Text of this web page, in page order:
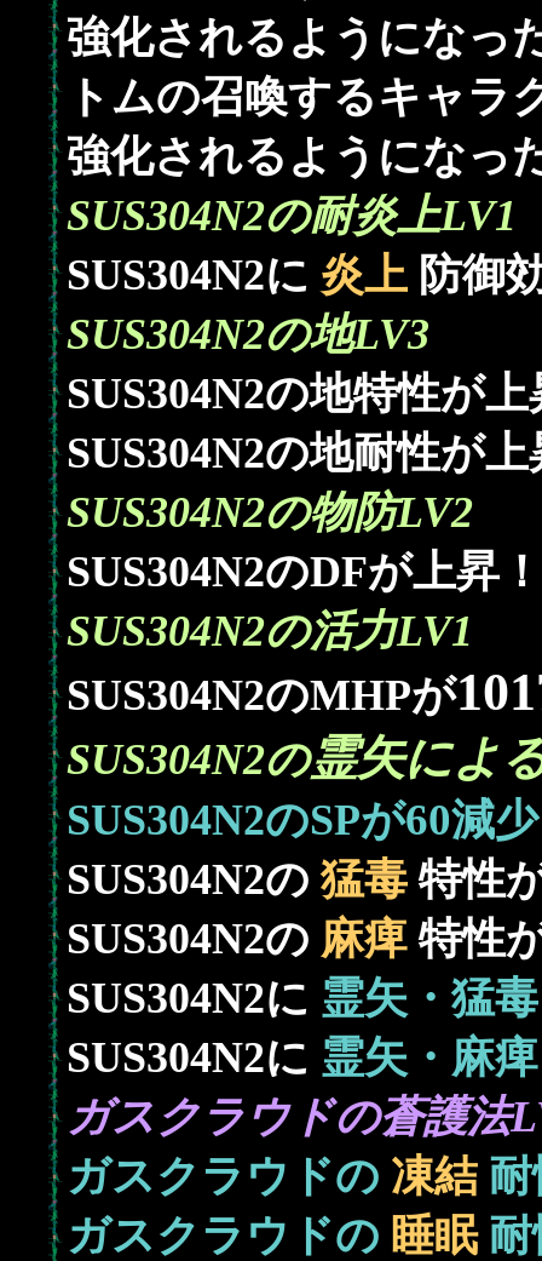
強化されるようになっ
トムの召喚するキャ
強化されるようになっ
SUS304N2の耐炎上LV1
SUS304N2に 炎上 防御
SUS304N2の地LV3
SUS304N2の地特性が
SUS304N2の地耐性が
SUS304N2の物防LV2
SUS304N2のDFが上昇！
SUS304N2の活力LV1
SUS304N2のMHPが
SUS304N2の霊矢によ
SUS304N2のSPが60減
SUS304N2の 猛毒 特性
SUS304N2の 麻痺 特性
SUS304N2に 霊矢・猛毒
SUS304N2に 霊矢・麻痺
ガスクラウドの蒼護法
ガスクラウドの 凍結
ガスクラウドの 睡眠耐